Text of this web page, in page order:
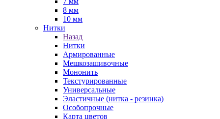
8 мм
10 мм
Нитки
Назад
Нитки
Армированные
Мешкозашивочные
Мононить
Текстурированные
Универсальные
Эластичные (нитка - резинка)
Особопрочные
Карта цветов